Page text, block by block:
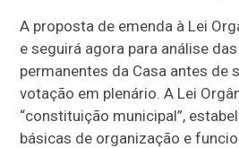
A proposta de emenda à Lei
e seguirá agora para análise
permanentes da Casa antes de
votação em plenário. A Lei
“constituição municipal”,
básicas de organização e